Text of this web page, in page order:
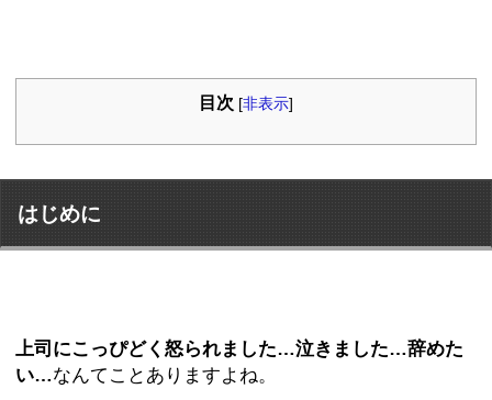
目次 [非表示]
はじめに
上司にこっぴどく怒られました…泣きました…辞めた
い…なんてことありますよね。